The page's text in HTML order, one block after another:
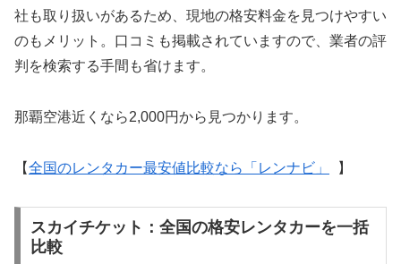
社も取り扱いがあるため、現地の格安料金を見つけやすい
のもメリット。口コミも掲載されていますので、業者の評
判を検索する手間も省けます。
那覇空港近くなら2,000円から見つかります。
【全国のレンタカー最安値比較なら「レンナビ」 】
スカイチケット：全国の格安レンタカーを一括
比較